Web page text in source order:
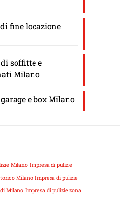
fine locazione
soffitte e
Milano
e box Milano
Milano Impresa di pulizie
Milano Impresa di pulizie
Milano Impresa di pulizie zona